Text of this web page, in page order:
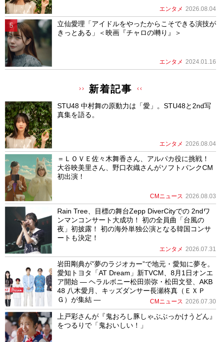
エンタメ 2026.08.04
立仙愛理「アイドルをやったからこそできる演技が
きっとある」＜映画『チャロの囀り』＞
エンタメ 2024.01.16
新着記事
STU48 中村舞の原動力は「愛」。STU48と2nd写
真集を語る。
エンタメ 2026.08.04
＝ＬＯＶＥ佐々木舞香さん、アルパカ役に挑戦！
大谷映美里さん、野口衣織さんがソフトバンクCM
初出演！
CMニュース 2026.08.03
Rain Tree、目標の舞台Zepp DiverCityでの 2ndワ
ンマンコンサート大成功！ 初の全員曲「台風の
夜」初披露！ 初の海外単独公演となる韓国コンサ
ートも決定！
エンタメ 2026.07.31
岩田剛典が”夢のラジオカー”で地元・愛知に夢を。
愛知トヨタ「AT Dream」新TVCM、8月1日オンエ
ア開始 ― ヘラルボニー松田崇弥・松田文登、AKB
48 八木愛月、キッズダンサー長瀬柊真（ＥＸＰ
Ｇ）が集結 ―
CMニュース 2026.07.30
上戸彩さんが『鬼おろし豚しゃぶぶっかけうどん』
をつるりで「鬼おいしい！」